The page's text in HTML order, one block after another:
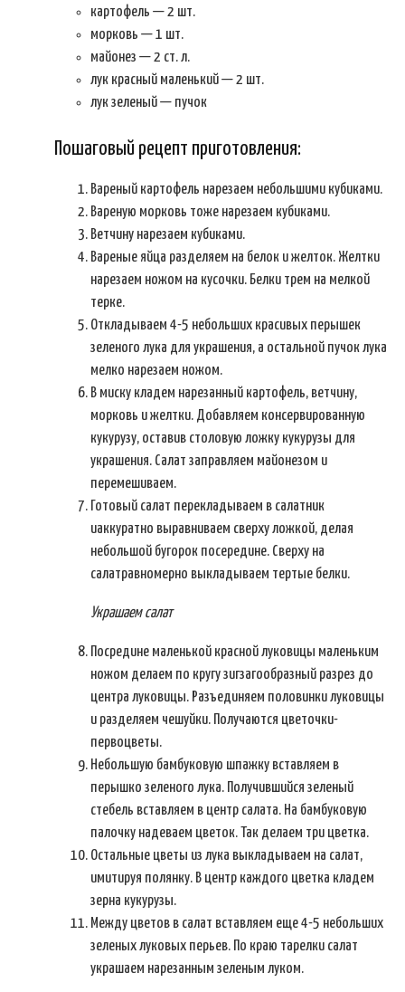
картофель — 2 шт.
морковь — 1 шт.
майонез — 2 ст. л.
лук красный маленький — 2 шт.
лук зеленый — пучок
Пошаговый рецепт приготовления:
Вареный картофель нарезаем небольшими кубиками.
Вареную морковь тоже нарезаем кубиками.
Ветчину нарезаем кубиками.
Вареные яйца разделяем на белок и желток. Желтки
нарезаем ножом на кусочки. Белки трем на мелкой
терке.
Откладываем 4-5 небольших красивых перышек
зеленого лука для украшения, а остальной пучок лука
мелко нарезаем ножом.
В миску кладем нарезанный картофель, ветчину,
морковь и желтки. Добавляем консервированную
кукурузу, оставив столовую ложку кукурузы для
украшения. Салат заправляем майонезом и
перемешиваем.
Готовый салат перекладываем в салатник
иаккуратно выравниваем сверху ложкой, делая
небольшой бугорок посередине. Сверху на
салатравномерно выкладываем тертые белки.
Украшаем салат
Посредине маленькой красной луковицы маленьким
ножом делаем по кругу зигзагообразный разрез до
центра луковицы. Разъединяем половинки луковицы
и разделяем чешуйки. Получаются цветочки-
первоцветы.
Небольшую бамбуковую шпажку вставляем в
перышко зеленого лука. Получившийся зеленый
стебель вставляем в центр салата. На бамбуковую
палочку надеваем цветок. Так делаем три цветка.
Остальные цветы из лука выкладываем на салат,
имитируя полянку. В центр каждого цветка кладем
зерна кукурузы.
Между цветов в салат вставляем еще 4-5 небольших
зеленых луковых перьев. По краю тарелки салат
украшаем нарезанным зеленым луком.